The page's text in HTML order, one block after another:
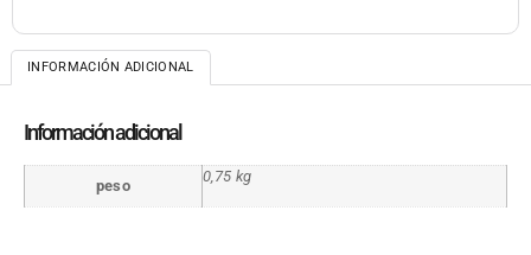
INFORMACIÓN ADICIONAL
Información adicional
peso
0,75 kg